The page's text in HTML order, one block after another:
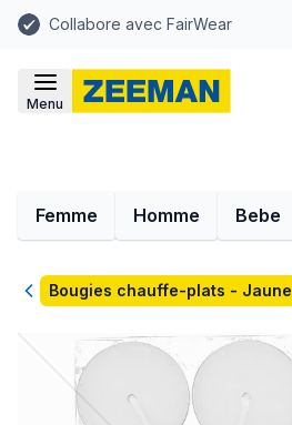
Collabore avec FairWear
Menu
Femme Homme Bebe
RetourBougies chauffe-plats - Jaune